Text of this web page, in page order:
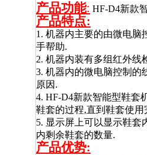
产品功能: HF-D4新款
产品特点:
1. 机器内主要的由微电脑
手帮助.
2. 机器内装有多组红外线
3. 机器内的微电脑控制的
原因.
4. HF-D4新款智能型鞋套
鞋套的过程,直到鞋套使
5. 显示屏上可以显示鞋套
内剩余鞋套的数量.
产品优势: